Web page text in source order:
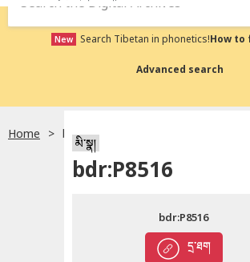
English
New Search Tibetan in phonetics!How to
Advanced search
Home bdr:P8516
མི་སྣ།
bdr:P8516
དྲ་ཐག
bdr:P8516